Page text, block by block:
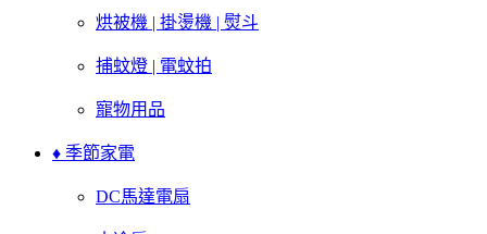
烘被機 | 掛燙機 | 熨斗
捕蚊燈 | 電蚊拍
寵物用品
♦ 季節家電
DC馬達電扇